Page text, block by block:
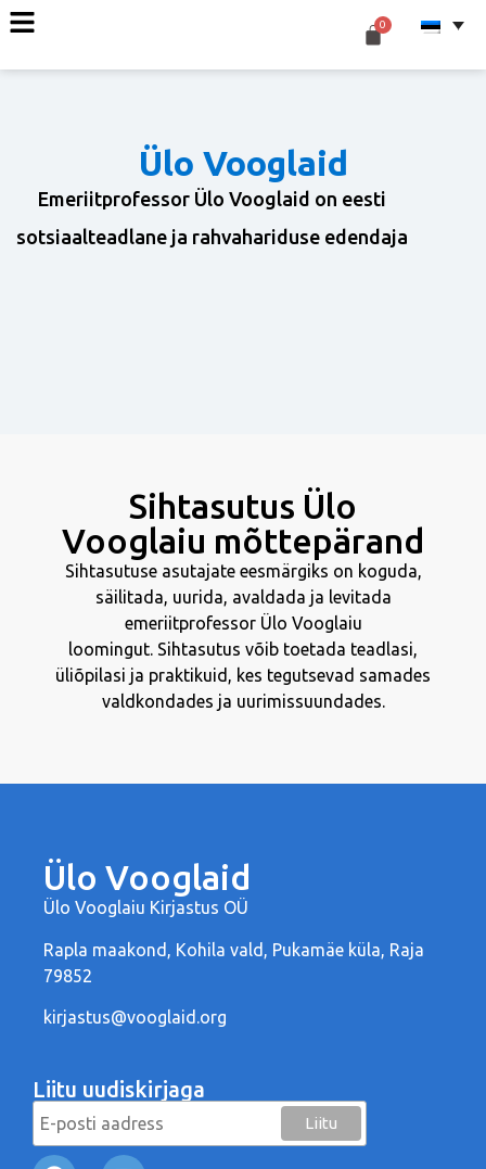
Ülo Vooglaid
Emeriitprofessor Ülo Vooglaid on eesti
sotsiaalteadlane ja rahvahariduse edendaja
Sihtasutus Ülo
Vooglaiu mõttepärand
Sihtasutuse asutajate eesmärgiks on koguda,
säilitada, uurida, avaldada ja levitada
emeriitprofessor Ülo Vooglaiu
loomingut. Sihtasutus võib toetada teadlasi,
üliõpilasi ja praktikuid, kes tegutsevad samades
valdkondades ja uurimissuundades.
Ülo Vooglaid
Ülo Vooglaiu Kirjastus OÜ
Rapla maakond, Kohila vald, Pukamäe küla, Raja
79852
kirjastus@vooglaid.org
Liitu uudiskirjaga